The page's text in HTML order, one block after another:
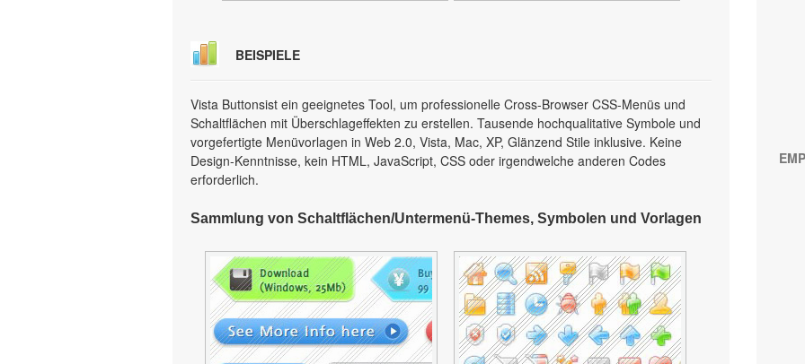
BEISPIELE
Vista Buttonsist ein geeignetes Tool, um professionelle Cross-Browser CSS-Menüs und
Schaltflächen mit Überschlageffekten zu erstellen. Tausende hochqualitative Symbole und
vorgefertigte Menüvorlagen in Web 2.0, Vista, Mac, XP, Glänzend Stile inklusive. Keine
Design-Kenntnisse, kein HTML, JavaScript, CSS oder irgendwelche anderen Codes
erforderlich.
Sammlung von Schaltflächen/Untermenü-Themes, Symbolen und Vorlagen